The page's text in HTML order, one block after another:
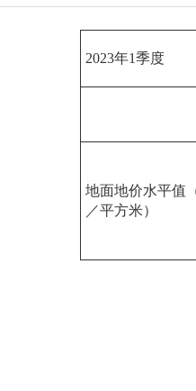
2023年1季度
地面地价水平值
／平方米）